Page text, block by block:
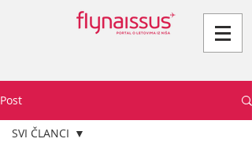
Post
SVI ČLANCI